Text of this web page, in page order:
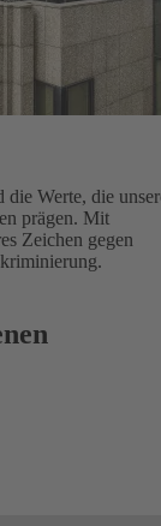
die Werte, die
prägen. Mit
Zeichen gegen